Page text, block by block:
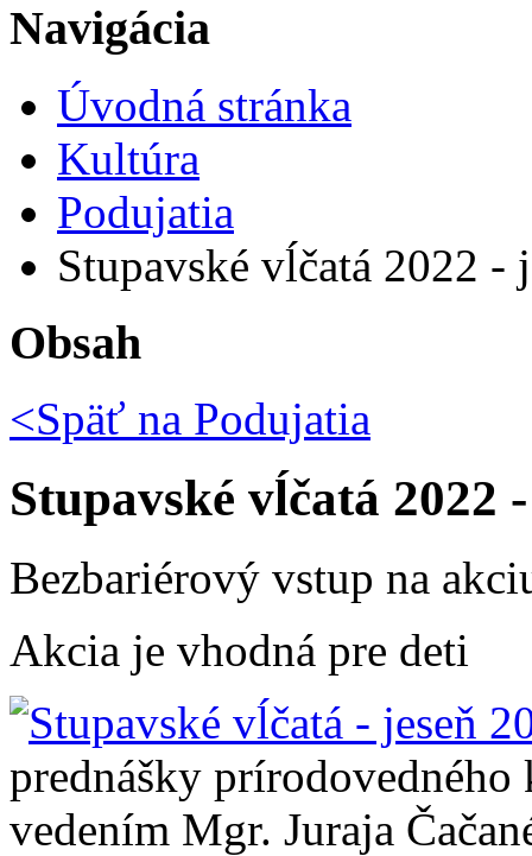
Navigácia
Úvodná stránka
Kultúra
Podujatia
Stupavské vĺčatá 2022 -
Obsah
<Späť na Podujatia
Stupavské vĺčatá 2022
Bezbariérový vstup na
Akcia je vhodná pre deti
prednášky
vedením Mgr. Juraja